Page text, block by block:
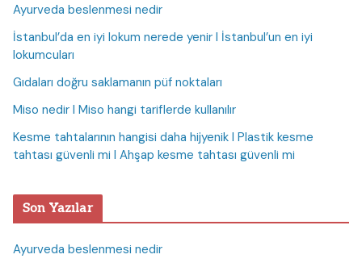
Ayurveda beslenmesi nedir
İstanbul’da en iyi lokum nerede yenir I İstanbul’un en iyi
lokumcuları
Gıdaları doğru saklamanın püf noktaları
Miso nedir I Miso hangi tariflerde kullanılır
Kesme tahtalarının hangisi daha hijyenik I Plastik kesme
tahtası güvenli mi I Ahşap kesme tahtası güvenli mi
Son Yazılar
Ayurveda beslenmesi nedir